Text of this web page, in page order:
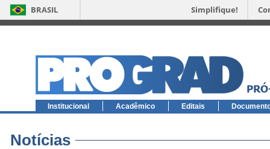
BRASIL Simplifique!
Institucional Acadêmico Editais
Notícias